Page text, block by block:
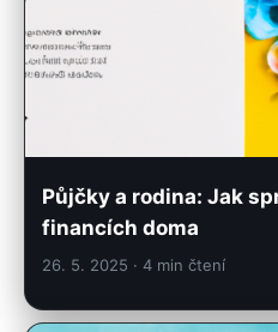
Půjčky a rodina: Jak
financích doma
26. 5. 2025 · 4 min čtení